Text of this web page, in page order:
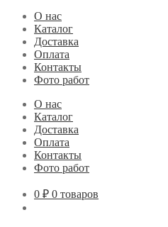
О нас
Каталог
Доставка
Оплата
Контакты
Фото работ
О нас
Каталог
Доставка
Оплата
Контакты
Фото работ
0 ₽ 0 товаров